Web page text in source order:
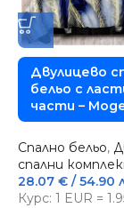
Двулицево
бельо с
части –
Спално бельо,
спални
28.07 € / 54.90
Курс: 1 EUR =